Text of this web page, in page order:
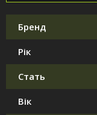
Бренд
Рік
Стать
Вік